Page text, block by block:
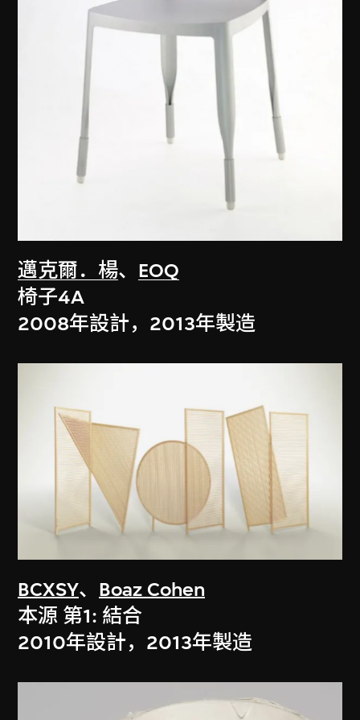
邁克爾．楊、 EOQ
椅子4A
2008年設計，2013年製造
BCXSY、 Boaz Cohen
本源 第1: 結合
2010年設計，2013年製造